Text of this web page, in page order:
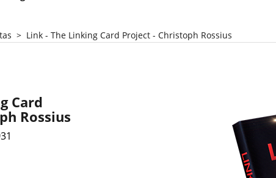
> Link - The Linking Card Project - Christoph Rossius
Card
Rossius